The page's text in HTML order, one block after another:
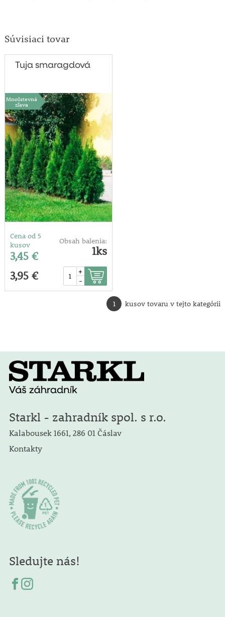
Súvisiaci tovar
Tuja smaragdová
Množstevná
zľava
Cena od 5
kusov
3,45 €
Obsah balenia:
1ks
3,95 €
+
-
1 kusov tovaru v tejto kategórii
Starkl - zahradník spol. s r.o.
Kalabousek 1661, 286 01 Čáslav
Kontakty
Sledujte nás!